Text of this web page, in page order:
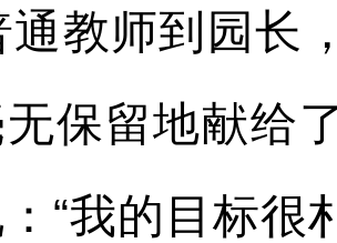
通教师到园长
保留地献给
“我的目标很